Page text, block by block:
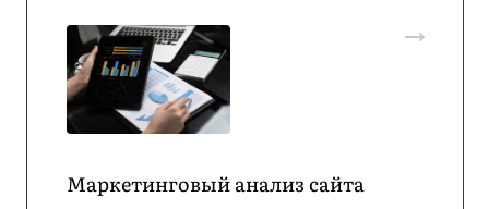
Маркетинговый анализ сайта